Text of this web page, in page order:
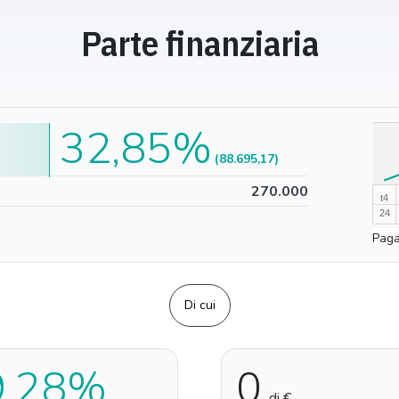
Parte finanziaria
270.000
32,85% (88.695,17)
t4
24
Di cui